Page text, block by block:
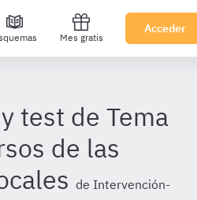
Mes gratis
Acceder
test de Tema
de las
de Intervención-